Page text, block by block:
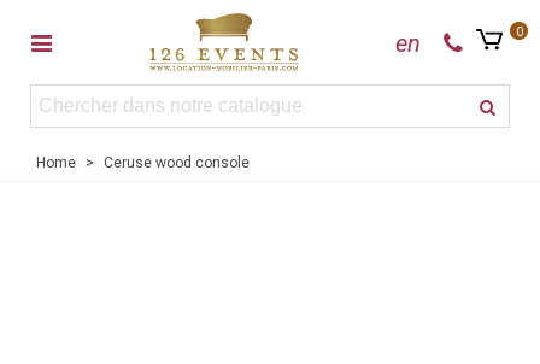
en 0
Home > Ceruse wood console